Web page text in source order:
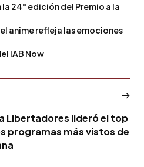
24° edición del Premio a la
anime refleja las emociones
IAB Now
Libertadores lideró el top
programas más vistos de